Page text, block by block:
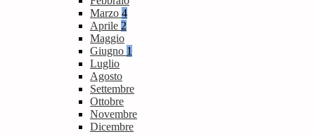
Marzo 4
Aprile 2
Maggio
Giugno 1
Luglio
Agosto
Settembre
Ottobre
Novembre
Dicembre